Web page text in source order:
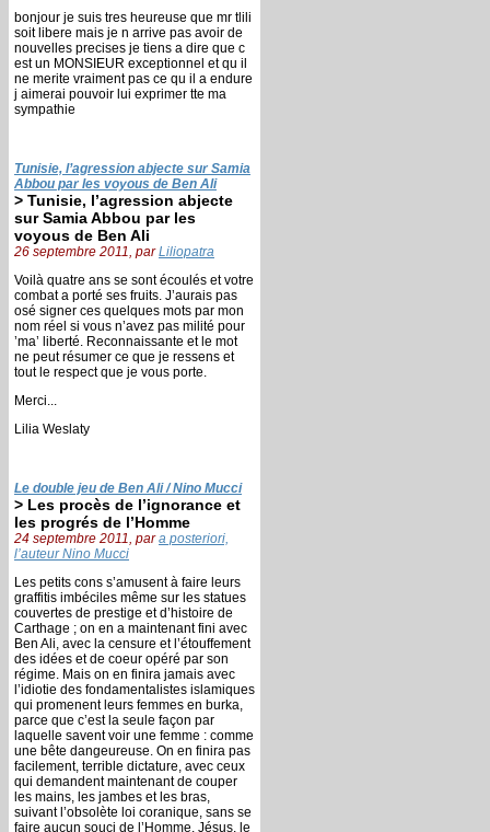
bonjour je suis tres heureuse que mr tlili
soit libere mais je n arrive pas avoir de
nouvelles precises je tiens a dire que c
est un MONSIEUR exceptionnel et qu il
ne merite vraiment pas ce qu il a endure
j aimerai pouvoir lui exprimer tte ma
sympathie
Tunisie, l’agression abjecte sur Samia
Abbou par les voyous de Ben Ali
> Tunisie, l’agression abjecte
sur Samia Abbou par les
voyous de Ben Ali
26 septembre 2011, parLiliopatra
Voilà quatre ans se sont écoulés et votre
combat a porté ses fruits. J’aurais pas
osé signer ces quelques mots par mon
nom réel si vous n’avez pas milité pour
’ma’ liberté. Reconnaissante et le mot
ne peut résumer ce que je ressens et
tout le respect que je vous porte.
Merci...
Lilia Weslaty
Le double jeu de Ben Ali / Nino Mucci
> Les procès de l’ignorance et
les progrés de l’Homme
24 septembre 2011, para posteriori,
l’auteur Nino Mucci
Les petits cons s’amusent à faire leurs
graffitis imbéciles même sur les statues
couvertes de prestige et d’histoire de
Carthage ; on en a maintenant fini avec
Ben Ali, avec la censure et l’étouffement
des idées et de coeur opéré par son
régime. Mais on en finira jamais avec
l’idiotie des fondamentalistes islamiques
qui promenent leurs femmes en burka,
parce que c’est la seule façon par
laquelle savent voir une femme : comme
une bête dangeureuse. On en finira pas
facilement, terrible dictature, avec ceux
qui demandent maintenant de couper
les mains, les jambes et les bras,
suivant l’obsolète loi coranique, sans se
faire aucun souci de l’Homme. Jésus, le